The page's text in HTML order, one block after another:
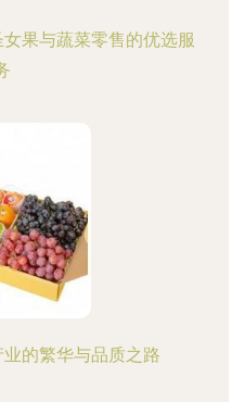
果与蔬菜零售的优选服
的繁华与品质之路